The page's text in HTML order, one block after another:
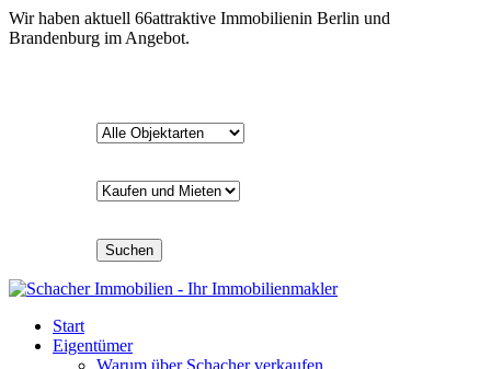
Wir haben aktuell 66attraktive Immobilienin Berlin und
Brandenburg im Angebot.
Suchen
Start
Eigentümer
Warum über Schacher verkaufen